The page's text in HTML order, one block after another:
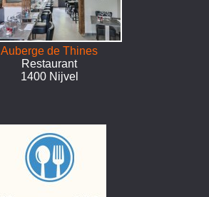
Auberge de Thines
Restaurant
1400 Nijvel